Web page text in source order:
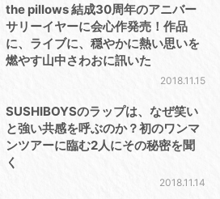
the pillows 結成30周年のアニバー
サリーイヤーに会心作発売！作品
に、ライブに、穏やかに熱い思いを
燃やす山中さわおに訊いた
2018.11.15
SUSHIBOYSのラップは、なぜ笑い
と強い共感を呼ぶのか？初のワンマ
ンツアーに臨む2人にその秘密を聞
く
2018.11.14